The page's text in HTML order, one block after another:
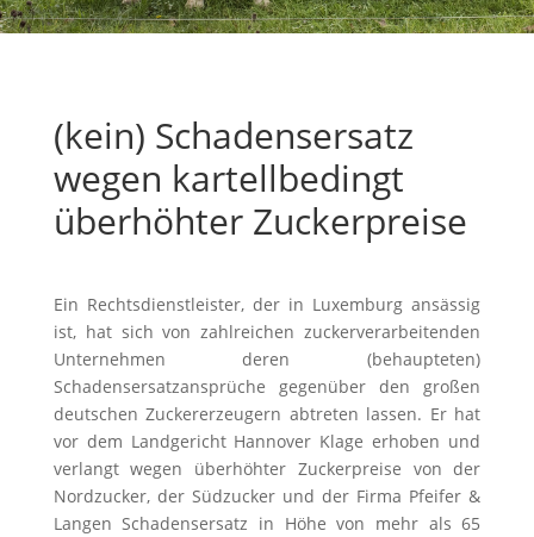
(kein) Schadensersatz
wegen kartellbedingt
überhöhter Zuckerpreise
Ein Rechtsdienstleister, der in Luxemburg ansässig
ist, hat sich von zahlreichen zuckerverarbeitenden
Unternehmen deren (behaupteten)
Schadensersatzansprüche gegenüber den großen
deutschen Zuckererzeugern abtreten lassen. Er hat
vor dem Landgericht Hannover Klage erhoben und
verlangt wegen überhöhter Zuckerpreise von der
Nordzucker, der Südzucker und der Firma Pfeifer &
Langen Schadensersatz in Höhe von mehr als 65